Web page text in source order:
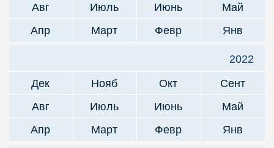
Авг
Июль Июнь
Май
Апр
Март Февр Янв
2022
Дек
Нояб Окт
Сент
Авг
Июль Июнь
Май
Апр
Март Февр Янв